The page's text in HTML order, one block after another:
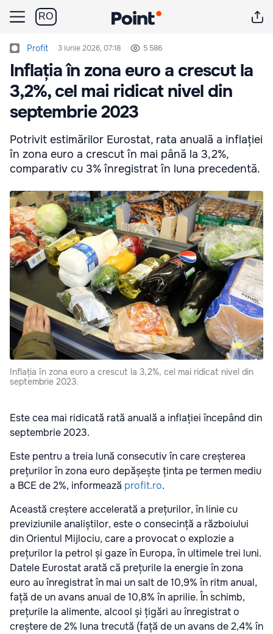
RO
Profit 3 iunie 2026, 07:18 5 586
Inflația în zona euro a crescut la
3,2%, cel mai ridicat nivel din
septembrie 2023
Potrivit estimărilor Eurostat, rata anuală a inflației
în zona euro a crescut în mai până la 3,2%,
comparativ cu 3% înregistrat în luna precedentă.
Inflația în zona euro a crescut la 3,2%, cel mai ridicat nivel din
septembrie 2023.
Este cea mai ridicată rată anuală a inflației începând din
septembrie 2023.
Este pentru a treia lună consecutiv în care creșterea
prețurilor în zona euro depășește ținta pe termen mediu
a BCE de 2%, informează profit.ro.
Această creștere accelerată a prețurilor, în linie cu
previziunile analiștilor, este o consecință a războiului
din Orientul Mijlociu, care a provocat o explozie a
prețurilor la petrol și gaze în Europa, în ultimele trei luni.
Datele Eurostat arată că prețurile la energie în zona
euro au înregistrat în mai un salt de 10,9% în ritm anual,
față de un avans anual de 10,8% în aprilie. În schimb,
prețurile la alimente, alcool și țigări au înregistrat o
creștere de 2% luna trecută (față de un avans de 2,4% în